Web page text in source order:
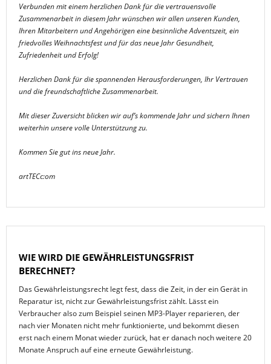
Verbunden mit einem herzlichen Dank für die vertrauensvolle
Zusammenarbeit in diesem Jahr wünschen wir allen unseren Kunden,
Ihren Mitarbeitern und Angehörigen eine besinnliche Adventszeit, ein
friedvolles Weihnachtsfest und für das neue Jahr Gesundheit,
Zufriedenheit und Erfolg!
Herzlichen Dank für die spannenden Herausforderungen, Ihr Vertrauen
und die freundschaftliche Zusammenarbeit.
Mit dieser Zuversicht blicken wir auf’s kommende Jahr und sichern Ihnen
weiterhin unsere volle Unterstützung zu.
Kommen Sie gut ins neue Jahr.
artTECc:om
WIE WIRD DIE GEWÄHRLEISTUNGSFRIST
BERECHNET?
Das Gewährleistungsrecht legt fest, dass die Zeit, in der ein Gerät in
Reparatur ist, nicht zur Gewährleistungsfrist zählt. Lässt ein
Verbraucher also zum Beispiel seinen MP3-Player reparieren, der
nach vier Monaten nicht mehr funktionierte, und bekommt diesen
erst nach einem Monat wieder zurück, hat er danach noch weitere 20
Monate Anspruch auf eine erneute Gewährleistung.